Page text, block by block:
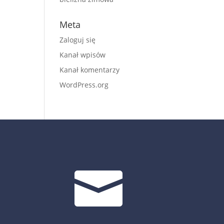
Meta
Zaloguj się
Kanał wpisów
Kanał komentarzy
WordPress.org
